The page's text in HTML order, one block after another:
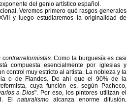
del genio artístico español.
Veremos primero qué rasgos generales
y luego estudiaremos la originalidad de
. Como la burguesía es casi
compuesta esencialmente por iglesias y
control muy estricto al artista. La nobleza y la
o de Flandes. De ahí que el 90% de la
cuya función es, según Pacheco,
a Dios". Por eso, los pintores utilizan el
El naturalismo alcanza enorme difusión,